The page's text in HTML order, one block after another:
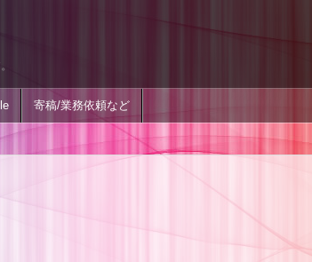
寄稿/業務依頼など